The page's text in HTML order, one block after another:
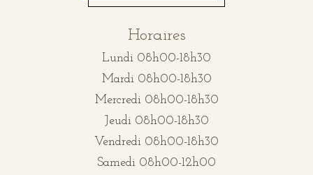
Horaires
Lundi 08h00-18h30
Mardi 08h00-18h30
Mercredi 08h00-18h30
Jeudi 08h00-18h30
Vendredi 08h00-18h30
Samedi 08h00-12h00